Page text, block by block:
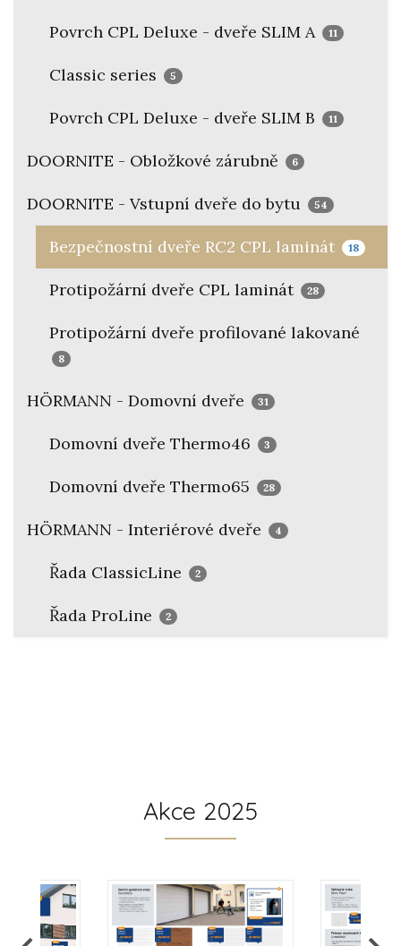
Povrch CPL Deluxe - dveře SLIM A 11
Classic series 5
Povrch CPL Deluxe - dveře SLIM B 11
DOORNITE - Obložkové zárubně 6
DOORNITE - Vstupní dveře do bytu 54
Bezpečnostní dveře RC2 CPL laminát 18
Protipožární dveře CPL laminát 28
Protipožární dveře profilované lakované
8
HÖRMANN - Domovní dveře 31
Domovní dveře Thermo46 3
Domovní dveře Thermo65 28
HÖRMANN - Interiérové dveře 4
Řada ClassicLine 2
Řada ProLine 2
Akce 2025